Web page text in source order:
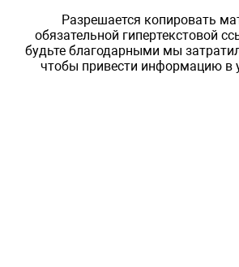
Разрешается копировать
обязательной гипертекстовой
будьте благодарными мы
чтобы привести информацию в